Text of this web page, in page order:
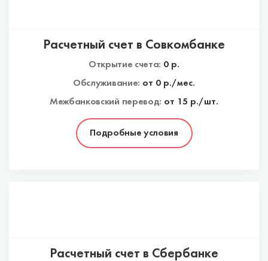
Подробные условия
Расчетный счет в Совкомбанке
Открытие счета: 0 р.
Обслуживание: от 0р./мес.
Межбанковский перевод: от 15 р./шт.
Расчетный счет в Сбербанке